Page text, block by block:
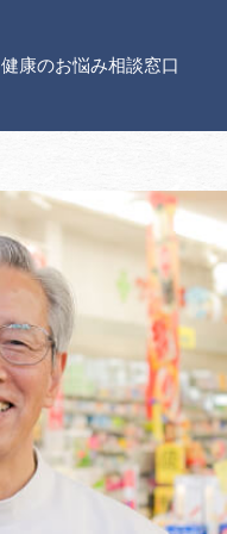
健康のお悩み相談窓口